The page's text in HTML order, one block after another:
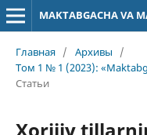
MAKTABGACHA VA
Главная / Архивы
/
Том 1 № 1 (2023):
Статьи